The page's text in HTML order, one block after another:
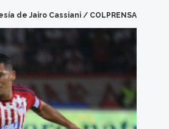
de Jairo Cassiani / COLPRENSA